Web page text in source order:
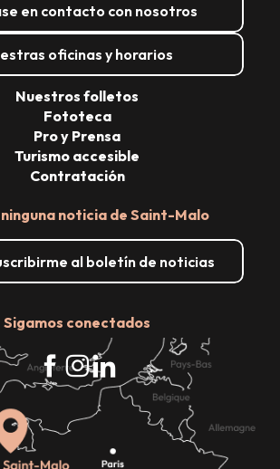
en contacto con nosotros
oficinas y horarios
noticia de Saint-Malo
al boletín de noticias
Sigamos conectados
Nuestros folletos
Fototeca
Pro y Prensa
Turismo accesible
Contratación